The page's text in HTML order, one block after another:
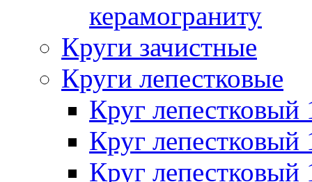
керамограниту
Круги зачистные
Круги лепестковые
Круг
Круг
Круг